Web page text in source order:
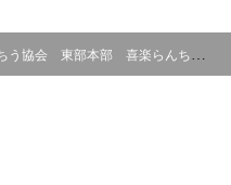
東部本部 喜楽らんちゅう会 令和５年度 二歳大会